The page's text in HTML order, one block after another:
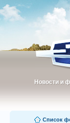
Новости и
Новости и
Список